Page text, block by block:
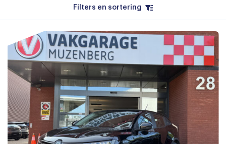
Filters en sortering